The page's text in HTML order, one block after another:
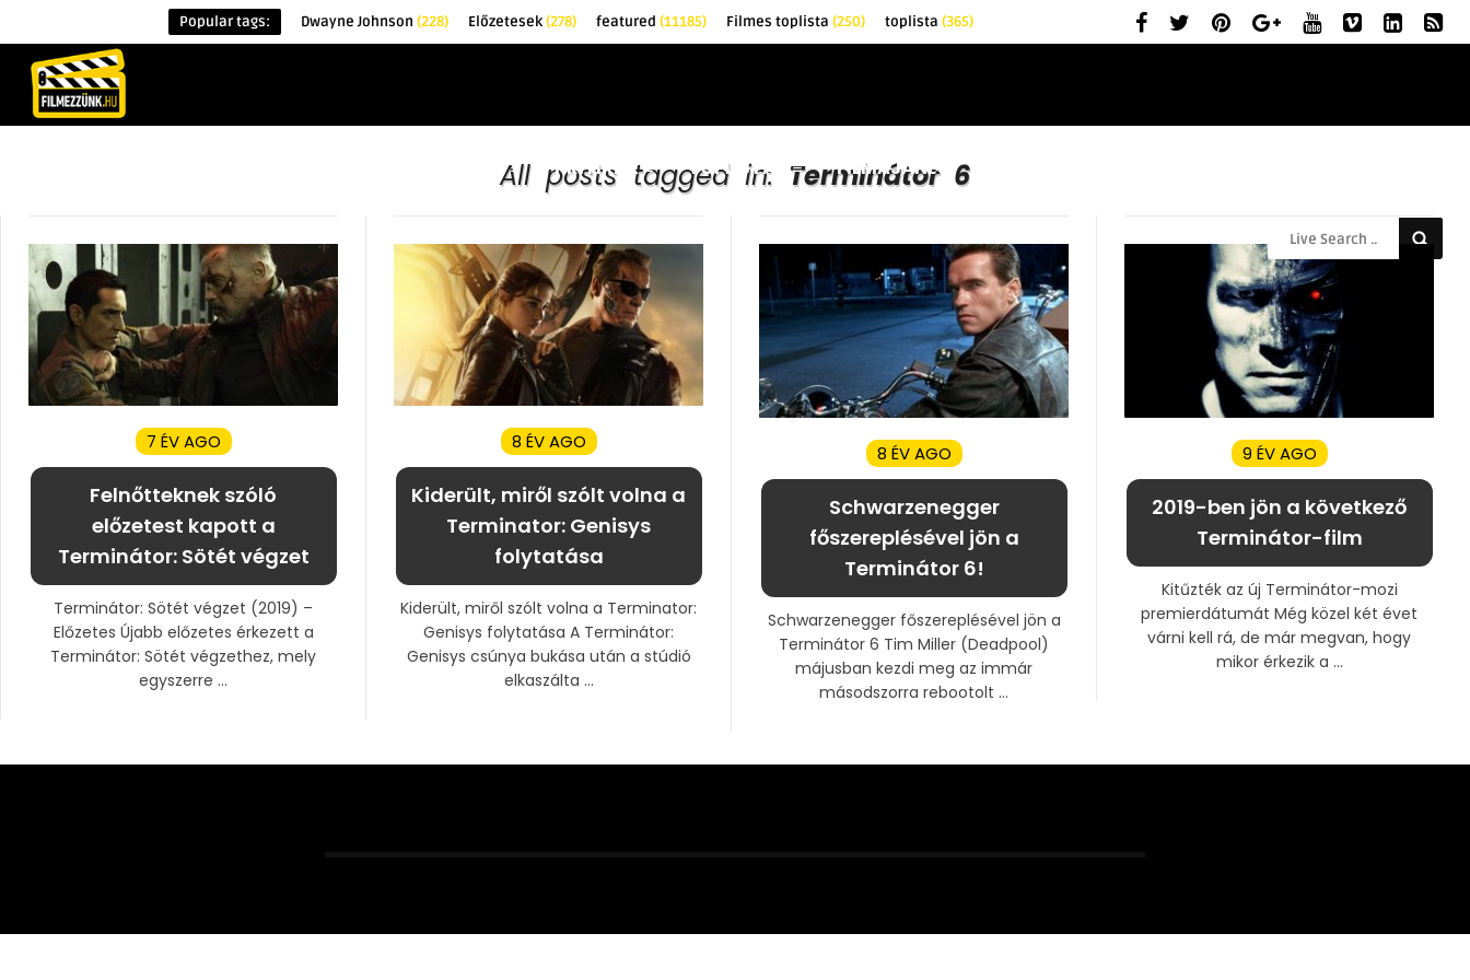
Popular tags: Dwayne Johnson (228) Előzetesek(278) featured (11185) Filmes toplista (250) toplista (365)
ÉRDEKESSÉGEK KRITIKÁK TOPLISTÁK FILMAJÁNLÓ
All posts tagged in: Terminátor 6
7 ÉV AGO
Felnőtteknek szóló
előzetest kapott a
Terminátor: Sötét végzet
Terminátor: Sötét végzet (2019) –
Előzetes Újabb előzetes érkezett a
Terminátor: Sötét végzethez, mely
egyszerre ...
8 ÉV AGO
Kiderült, miről szólt volna a
Terminator: Genisys
folytatása
Kiderült, miről szólt volna a Terminator:
Genisys folytatása A Terminátor:
Genisys csúnya bukása után a stúdió
elkaszálta ...
8 ÉV AGO
Schwarzenegger
főszereplésével jön a
Terminátor 6!
Schwarzenegger főszereplésével jön a
Terminátor 6 Tim Miller (Deadpool)
májusban kezdi meg az immár
másodszorra rebootolt ...
9 ÉV AGO
2019-ben jön a következő
Terminátor-film
Kitűzték az új Terminátor-mozi
premierdátumát Még közel két évet
várni kell rá, de már megvan, hogy
mikor érkezik a ...